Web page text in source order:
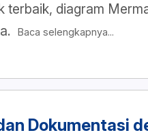
diagram
Baca selengkapnya...
Dokumentasi